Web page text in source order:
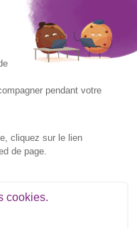
de deux sources : les statuts «
au sondage diffusé par emailing
finales de la certification
ont trouvé un emploi six mois après
| Deux ans après leur formation,
professionnelle d’auxiliaire
finales entre 2019 et 2021. Source
rncp/39387/
mail ou par courrier par l’école.